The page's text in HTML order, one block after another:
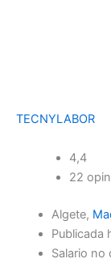
TECNYLABOR
4,4
22
Algete,
Publicada
Salario no